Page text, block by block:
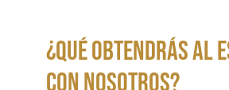
¿Qué obtendrás al
con nosotros?